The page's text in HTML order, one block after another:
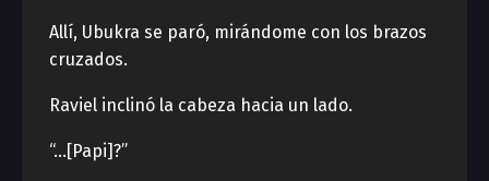
Allí, Ubukra se paró, mirándome con los brazos
cruzados.
Raviel inclinó la cabeza hacia un lado.
“…[Papi]?”